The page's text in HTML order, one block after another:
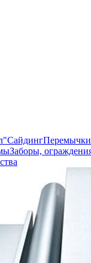
Сайдинг
Заборы,